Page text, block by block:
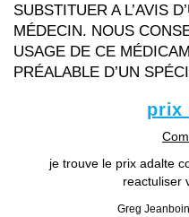
SUBSTITUER A L’AVIS
MÉDECIN. NOUS
USAGE DE CE
PRÉALABLE D’UN
prix
je trouve le prix adalte
reactuliser
Greg Jeanboin